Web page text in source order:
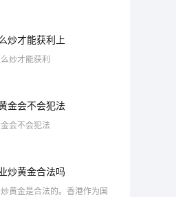
炒才能获利上
炒才能获利
金会不会犯法
会不会犯法
炒黄金合法吗
黄金是合法的。香港作为国